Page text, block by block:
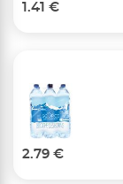
1.41 €
2.79 €